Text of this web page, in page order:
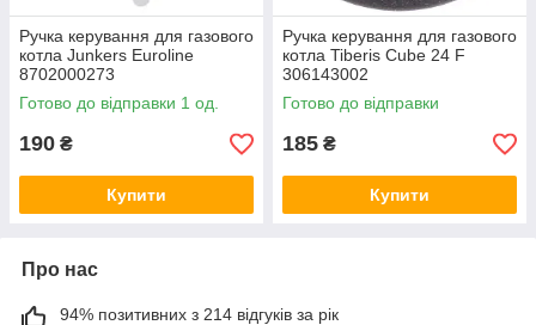
Ручка керування для газового
котла Junkers Euroline
8702000273
Готово до відправки 1 од.
190 ₴
Купити
Ручка керування для газового
котла Tiberis Cube 24 F
306143002
Готово до відправки
185 ₴
Купити
Про нас
94% позитивних з 214 відгуків за рік